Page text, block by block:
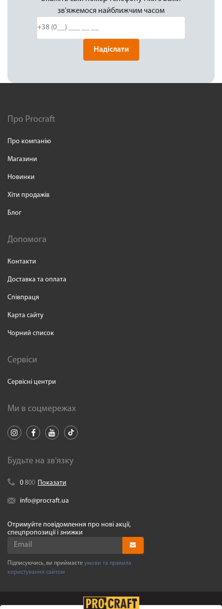
зв'яжемося найближчим часом
Надіслати
Про Procraft
Про компанію
Магазини
Новинки
Хіти продажів
Блог
Допомога
Контакти
Доставка та оплата
Співпраця
Карта сайту
Чорний список
Сервіси
Сервісні центри
Ми в соцмережах
Будьте на зв'язку
0 800 Показати
info@procraft.ua
Отримуйте повідомлення про нові акції,
спецпропозиції і знижки
Підписуючись, ви приймаєте умови та правила
користування сайтом